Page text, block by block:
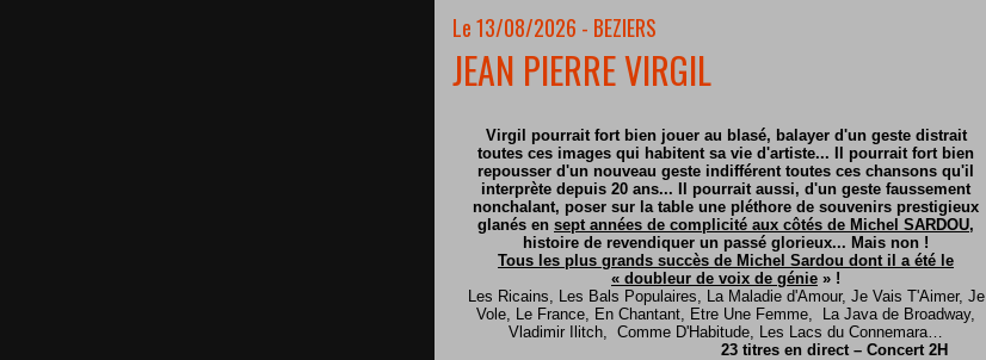
Le 13/08/2026 - BEZIERS
JEAN PIERRE VIRGIL
Virgil pourrait fort bien jouer au blasé, balayer d'un geste distrait
toutes ces images qui habitent sa vie d'artiste... Il pourrait fort bien
repousser d'un nouveau geste indifférent toutes ces chansons qu'il
interprète depuis 20 ans... Il pourrait aussi, d'un geste faussement
nonchalant, poser sur la table une pléthore de souvenirs prestigieux
glanés en sept années de complicité aux côtés de Michel SARDOU,
histoire de revendiquer un passé glorieux... Mais non !
Tous les plus grands succès de Michel Sardou dont il a été le
« doubleur de voix de génie » !
Les Ricains, Les Bals Populaires, La Maladie d'Amour, Je Vais T'Aimer, Je
Vole, Le France, En Chantant, Etre Une Femme, La Java de Broadway,
Vladimir Ilitch, Comme D'Habitude, Les Lacs du Connemara…
23 titres en direct – Concert 2H